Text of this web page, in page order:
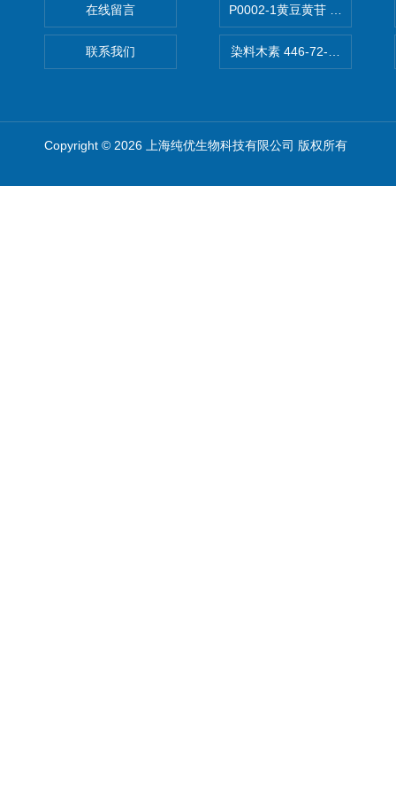
在线留言
联系我们
P0002-1黄豆黄苷 40246-10-
染料木素 446-72-0
Copyright © 2026 上海纯优生物科技有限公司 版权所有